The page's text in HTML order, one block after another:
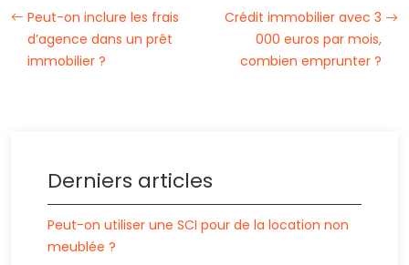
Peut-on inclure les frais
d’agence dans un prêt
immobilier ?
Crédit immobilier avec 3
000 euros par mois,
combien emprunter ?
Derniers articles
Peut-on utiliser une SCI pour de la location non
meublée ?